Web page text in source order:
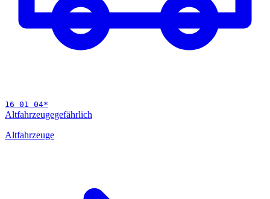
16 01 04*
Altfahrzeugegefährlich
Altfahrzeuge